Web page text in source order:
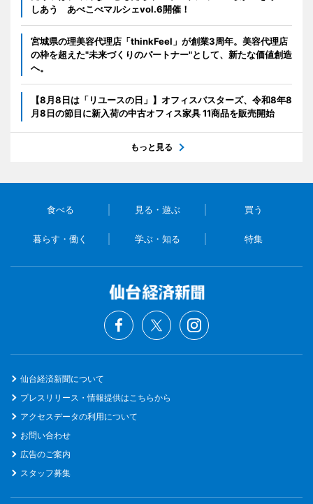
しあう あべこべマルシェvol.6開催！
宮城県の理美容代理店「thinkFeel」が創業3周年。美容代理店
の枠を超えた"未来づくりのパートナー"として、新たな価値創造
へ。
【8月8日は「リユースの日」】オフィスバスターズ、令和8年8
月8日の節目に新入荷の中古オフィス家具 11商品を販売開始
もっと見る
食べる 見る・遊ぶ 買う
暮らす・働く 学ぶ・知る 特集
仙台経済新聞について
プレスリリース・情報提供はこちらから
アクセスデータの利用について
お問い合わせ
広告のご案内
スタッフ募集